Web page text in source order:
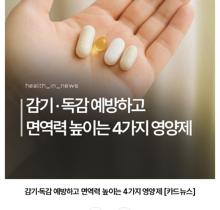
감기·독감 예방하고 면역력 높이는 4가지 영양제 [카드뉴스]